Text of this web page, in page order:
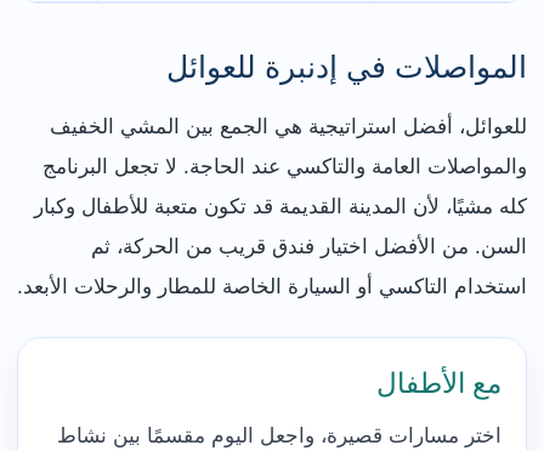
المواصلات في إدنبرة للعوائل
للعوائل، أفضل استراتيجية هي الجمع بين المشي الخفيف
والمواصلات العامة والتاكسي عند الحاجة. لا تجعل البرنامج
كله مشيًا، لأن المدينة القديمة قد تكون متعبة للأطفال وكبار
السن. من الأفضل اختيار فندق قريب من الحركة، ثم
استخدام التاكسي أو السيارة الخاصة للمطار والرحلات الأبعد.
مع الأطفال
اختر مسارات قصيرة، واجعل اليوم مقسمًا بين نشاط